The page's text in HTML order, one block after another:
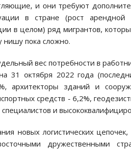
и они требуют
в стране (рост
в целом) ряд мигрантов,
нишу пока сложно.
вес потребности в
31 октября 2022 года
архитекторы зданий и
средств - 6,2%,
и
новых логистических
дружественными